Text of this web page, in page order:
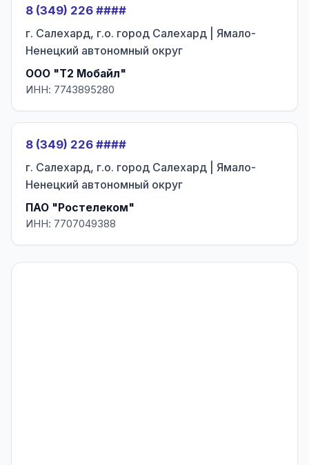
8 (349) 226 ####
г. Салехард, г.о. город Салехард | Ямало-
Ненецкий автономный округ
ООО "Т2 Мобайл"
ИНН: 7743895280
8 (349) 226 ####
г. Салехард, г.о. город Салехард | Ямало-
Ненецкий автономный округ
ПАО "Ростелеком"
ИНН: 7707049388